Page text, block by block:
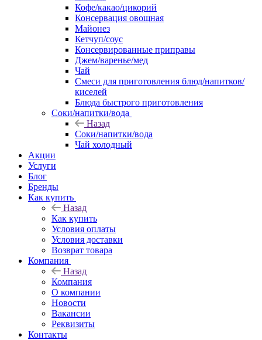
Кофе/какао/цикорий
Консервация овощная
Майонез
Кетчуп/соус
Консервированные приправы
Джем/варенье/мед
Чай
Смеси для приготовления блюд/напитков/
киселей
Блюда быстрого приготовления
Соки/напитки/вода
Назад
Соки/напитки/вода
Чай холодный
Акции
Услуги
Блог
Бренды
Как купить
Назад
Как купить
Условия оплаты
Условия доставки
Возврат товара
Компания
Назад
Компания
О компании
Новости
Вакансии
Реквизиты
Контакты